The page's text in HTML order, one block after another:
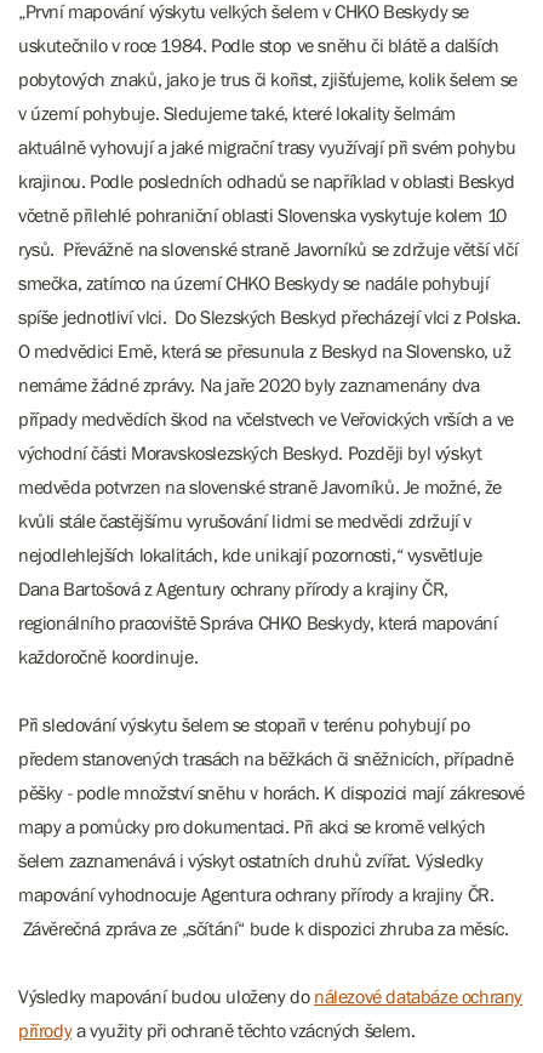
„První mapování výskytu velkých šelem v CHKO Beskydy se
uskutečnilo v roce 1984. Podle stop ve sněhu či blátě a dalších
pobytových znaků, jako je trus či kořist, zjišťujeme, kolik šelem se
v území pohybuje. Sledujeme také, které lokality šelmám
aktuálně vyhovují a jaké migrační trasy využívají při svém pohybu
krajinou. Podle posledních odhadů se například v oblasti Beskyd
včetně přilehlé pohraniční oblasti Slovenska vyskytuje kolem 10
rysů. Převážně na slovenské straně Javorníků se zdržuje větší vlčí
smečka, zatímco na území CHKO Beskydy se nadále pohybují
spíše jednotliví vlci. Do Slezských Beskyd přecházejí vlci z Polska.
O medvědici Emě, která se přesunula z Beskyd na Slovensko, už
nemáme žádné zprávy. Na jaře 2020 byly zaznamenány dva
případy medvědích škod na včelstvech ve Veřovických vrších a ve
východní části Moravskoslezských Beskyd. Později byl výskyt
medvěda potvrzen na slovenské straně Javorníků. Je možné, že
kvůli stále častějšímu vyrušování lidmi se medvědi zdržují v
nejodlehlejších lokalitách, kde unikají pozornosti,“ vysvětluje
Dana Bartošová z Agentury ochrany přírody a krajiny ČR,
regionálního pracoviště Správa CHKO Beskydy, která mapování
každoročně koordinuje.
Při sledování výskytu šelem se stopaři v terénu pohybují po
předem stanovených trasách na běžkách či sněžnicích, případně
pěšky - podle množství sněhu v horách. K dispozici mají zákresové
mapy a pomůcky pro dokumentaci. Při akci se kromě velkých
šelem zaznamenává i výskyt ostatních druhů zvířat. Výsledky
mapování vyhodnocuje Agentura ochrany přírody a krajiny ČR.
Závěrečná zpráva ze „sčítání“ bude k dispozici zhruba za měsíc.
Výsledky mapování budou uloženy do nálezové databáze ochrany
přírodya využity při ochraně těchto vzácných šelem.